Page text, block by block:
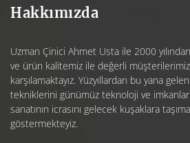
Hakkımızda
Uzman Çinici Ahmet Usta ile 2000
ve ürün kalitemiz ile değerli
karşılamaktayız. Yüzyıllardan bu yana
tekniklerini günümüz teknoloji ve
sanatının icrasını gelecek kuşaklara
göstermekteyiz.